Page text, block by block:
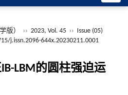
版） ›› 2023, Vol. 45 ›› Issue (05)
j.issn.2096-644x.20230211.0001
LBM的圆柱强迫运